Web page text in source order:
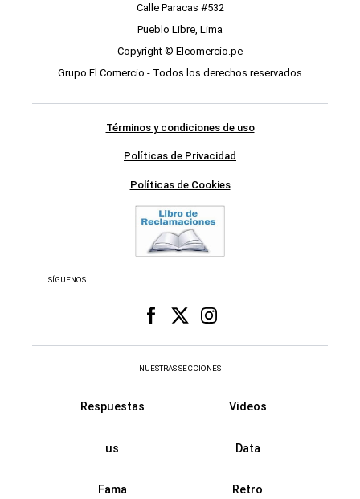
Calle Paracas #532
Pueblo Libre, Lima
Copyright © Elcomercio.pe
Grupo El Comercio - Todos los derechos reservados
Términos y condiciones de uso
Políticas de Privacidad
Políticas de Cookies
SÍGUENOS
NUESTRAS SECCIONES
Respuestas Videos
us Data
Fama Retro